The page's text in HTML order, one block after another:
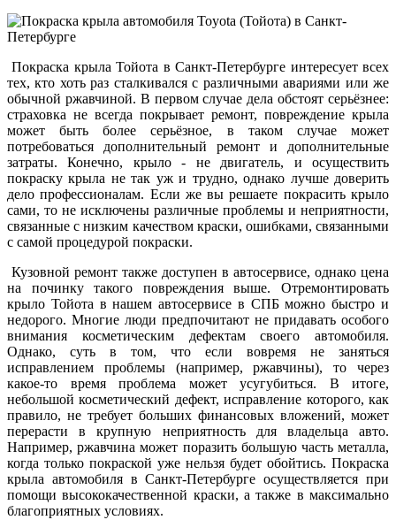
Покраска крыла Тойота в Санкт-Петербурге интересует всех
тех, кто хоть раз сталкивался с различными авариями или же
обычной ржавчиной. В первом случае дела обстоят серьёзнее:
страховка не всегда покрывает ремонт, повреждение крыла
может быть более серьёзное, в таком случае может
потребоваться дополнительный ремонт и дополнительные
затраты. Конечно, крыло - не двигатель, и осуществить
покраску крыла не так уж и трудно, однако лучше доверить
дело профессионалам. Если же вы решаете покрасить крыло
сами, то не исключены различные проблемы и неприятности,
связанные с низким качеством краски, ошибками, связанными
с самой процедурой покраски.
Кузовной ремонт также доступен в автосервисе, однако цена
на починку такого повреждения выше. Отремонтировать
крыло Тойота в нашем автосервисе в СПБ можно быстро и
недорого. Многие люди предпочитают не придавать особого
внимания косметическим дефектам своего автомобиля.
Однако, суть в том, что если вовремя не заняться
исправлением проблемы (например, ржавчины), то через
какое-то время проблема может усугубиться. В итоге,
небольшой косметический дефект, исправление которого, как
правило, не требует больших финансовых вложений, может
перерасти в крупную неприятность для владельца авто.
Например, ржавчина может поразить большую часть металла,
когда только покраской уже нельзя будет обойтись. Покраска
крыла автомобиля в Санкт-Петербурге осуществляется при
помощи высококачественной краски, а также в максимально
благоприятных условиях.